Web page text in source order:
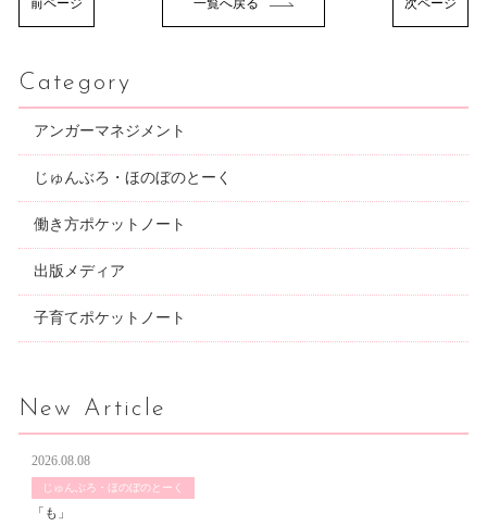
前ページ 一覧へ戻る 次ページ
Category
アンガーマネジメント
じゅんぶろ・ほのぼのとーく
働き方ポケットノート
出版メディア
子育てポケットノート
New Article
2026.08.08
じゅんぶろ・ほのぼのとーく
「も」